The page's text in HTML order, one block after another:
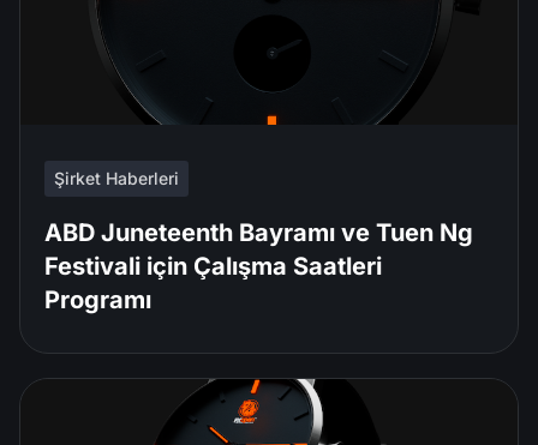
Şirket Haberleri
ABD Juneteenth Bayramı ve Tuen Ng
Festivali için Çalışma Saatleri
Programı